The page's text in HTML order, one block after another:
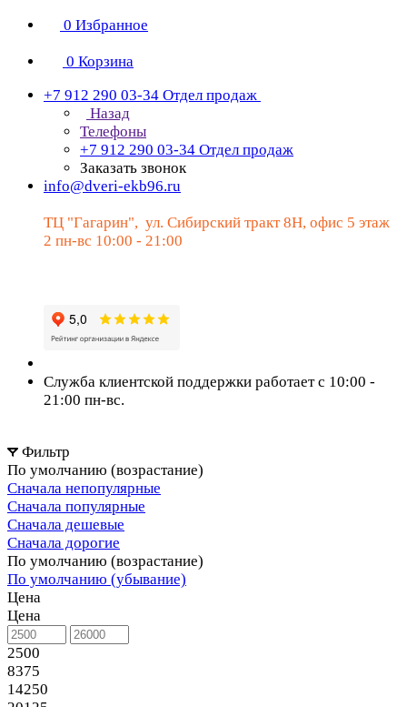
0 Избранное
0 Корзина
+7 912 290 03-34 Отдел продаж
Назад
Телефоны
+7 912 290 03-34 Отдел продаж
Заказать звонок
info@dveri-ekb96.ru
ТЦ "Гагарин", ул. Сибирский тракт 8Н, офис 5 этаж
2 пн-вс 10:00 - 21:00
Служба клиентской поддержки работает с 10:00 -
21:00 пн-вс.
Фильтр
По умолчанию (возрастание)
Сначала непопулярные
Сначала популярные
Сначала дешевые
Сначала дорогие
По умолчанию (возрастание)
По умолчанию (убывание)
Цена
Цена
2500
8375
14250